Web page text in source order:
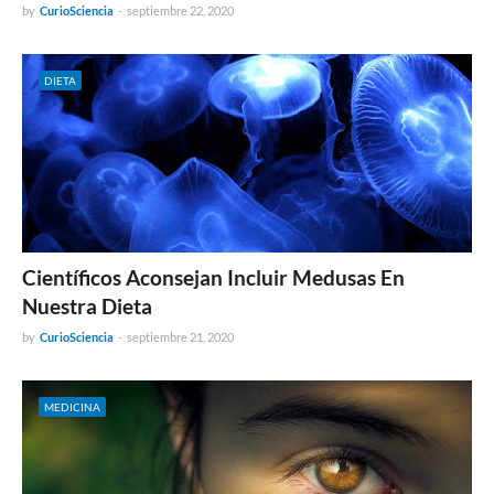
by CurioSciencia - septiembre 22, 2020
DIETA
Científicos Aconsejan Incluir Medusas En
Nuestra Dieta
by CurioSciencia - septiembre 21, 2020
MEDICINA